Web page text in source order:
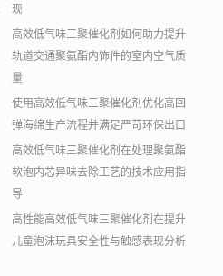
现
高效低气味三聚催化剂如何助力提升
轨道交通聚氨酯内饰件的室内空气质
量
使用高效低气味三聚催化剂优化高回
弹海绵生产流程并满足严苛环保出口
高效低气味三聚催化剂在处理聚氨酯
软泡内芯异味去除工艺的技术应用指
导
高性能高效低气味三聚催化剂在提升
儿童泡沫玩具安全性与触感表现分析